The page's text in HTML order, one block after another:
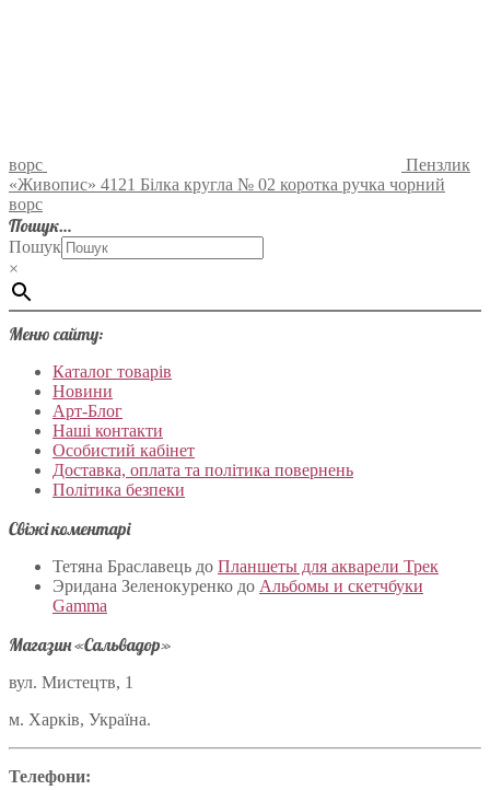
ворс
Пензлик
«Живопис» 4121 Білка кругла № 02 коротка ручка чорний
ворс
Пошук…
Пошук
×
Меню сайту:
Каталог товарів
Новини
Арт-Блог
Наші контакти
Особистий кабінет
Доставка, оплата та політика повернень
Політика безпеки
Свіжі коментарі
Тетяна Браславець до Планшеты для акварели Трек
Эридана Зеленокуренко до Альбомы и скетчбуки
Gamma
Магазин «Сальвадор»
вул. Мистецтв, 1
м. Харків, Україна.
Телефони: